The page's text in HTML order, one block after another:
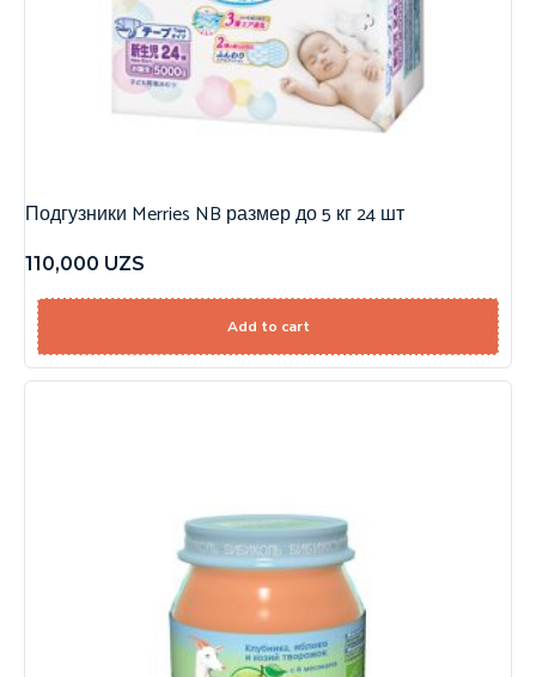
Подгузники Merries NB размер до 5 кг 24 шт
110,000 UZS
Add to cart